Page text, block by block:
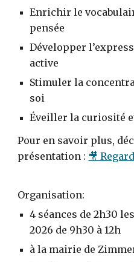
Enrichir le
pensée
Développer
active
Stimuler la
soi
Éveiller la curiosité
Pour en savoir plus,
présentation : 🎥
Organisation:
4 séances de 2h30
2026 de 9h30 à 12h
à la mairie de